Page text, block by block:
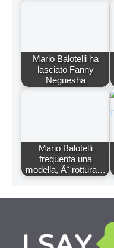
Mario Balotelli ha
lasciato Fanny
Neguesha
Mario Balotelli
frequenta una
modella, Ã¨ rottura…